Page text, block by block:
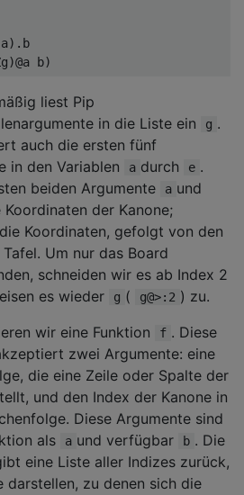
a).b
liest Pip
in die Liste ein
g .
auch die ersten fünf
in den Variablen
a durch e .
beiden Argumente
a und
Koordinaten der Kanone;
Koordinaten, gefolgt von den
Um nur das Board
schneiden wir es ab Index 2
es wieder
g ( g@>:2 ) zu.
wir eine Funktion
f . Diese
zwei Argumente: eine
die eine Zeile oder Spalte der
und den Index der Kanone in
Diese Argumente sind
als
a und verfügbar b . Die
eine Liste aller Indizes zurück,
darstellen, zu denen sich die